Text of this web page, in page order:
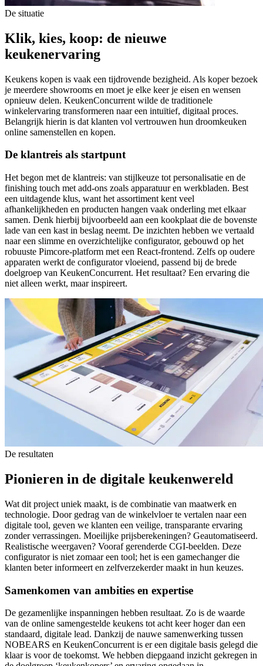
De situatie
Klik, kies, koop: de nieuwe
keukenervaring
Keukens kopen is vaak een tijdrovende bezigheid. Als koper bezoek
je meerdere showrooms en moet je elke keer je eisen en wensen
opnieuw delen. KeukenConcurrent wilde de traditionele
winkelervaring transformeren naar een intuïtief, digitaal proces.
Belangrijk hierin is dat klanten vol vertrouwen hun droomkeuken
online samenstellen en kopen.
De klantreis als startpunt
Het begon met de klantreis: van stijlkeuze tot personalisatie en de
finishing touch met add-ons zoals apparatuur en werkbladen. Best
een uitdagende klus, want het assortiment kent veel
afhankelijkheden en producten hangen vaak onderling met elkaar
samen. Denk hierbij bijvoorbeeld aan een kookplaat die de bovenste
lade van een kast in beslag neemt. De inzichten hebben we vertaald
naar een slimme en overzichtelijke configurator, gebouwd op het
robuuste Pimcore-platform met een React-frontend. Zelfs op oudere
apparaten werkt de configurator vloeiend, passend bij de brede
doelgroep van KeukenConcurrent. Het resultaat? Een ervaring die
niet alleen werkt, maar inspireert.
De resultaten
Pionieren in de digitale keukenwereld
Wat dit project uniek maakt, is de combinatie van maatwerk en
technologie. Door gedrag van de winkelvloer te vertalen naar een
digitale tool, geven we klanten een veilige, transparante ervaring
zonder verrassingen. Moeilijke prijsberekeningen? Geautomatiseerd.
Realistische weergaven? Vooraf gerenderde CGI-beelden. Deze
configurator is niet zomaar een tool; het is een gamechanger die
klanten beter informeert en zelfverzekerder maakt in hun keuzes.
Samenkomen van ambities en expertise
De gezamenlijke inspanningen hebben resultaat. Zo is de waarde
van de online samengestelde keukens tot acht keer hoger dan een
standaard, digitale lead. Dankzij de nauwe samenwerking tussen
NOBEARS en KeukenConcurrent is er een digitale basis gelegd die
klaar is voor de toekomst. We hebben diepgaand inzicht gekregen in